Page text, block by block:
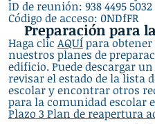
ID de reunión: 938 4495 5032
Código de acceso: 0NDfFR
Preparación para
Haga clic AQUÍpara
nuestros planes de
edificio. Puede descargar
revisar el estado de la lista
escolar y encontrar otros
para la comunidad escolar
Plazo 3 Plan de reapertura